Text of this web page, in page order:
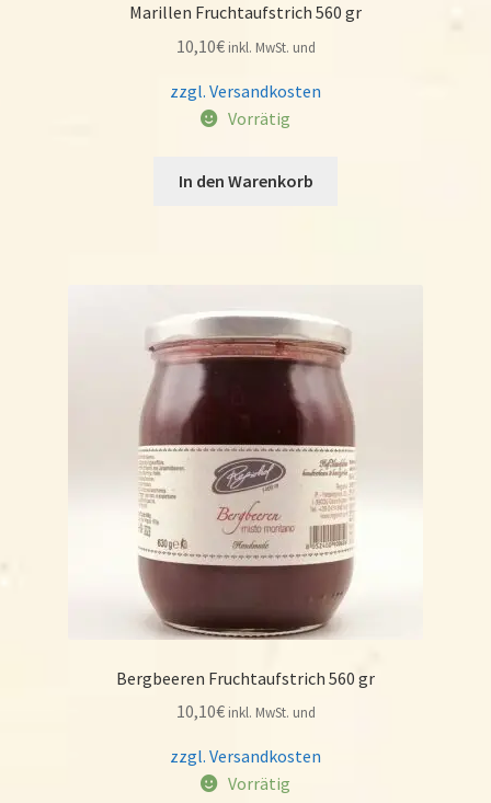
Marillen Fruchtaufstrich 560 gr
10,10€ inkl. MwSt. und
zzgl. Versandkosten
Vorrätig
In den Warenkorb
Bergbeeren Fruchtaufstrich 560 gr
10,10€ inkl. MwSt. und
zzgl. Versandkosten
Vorrätig